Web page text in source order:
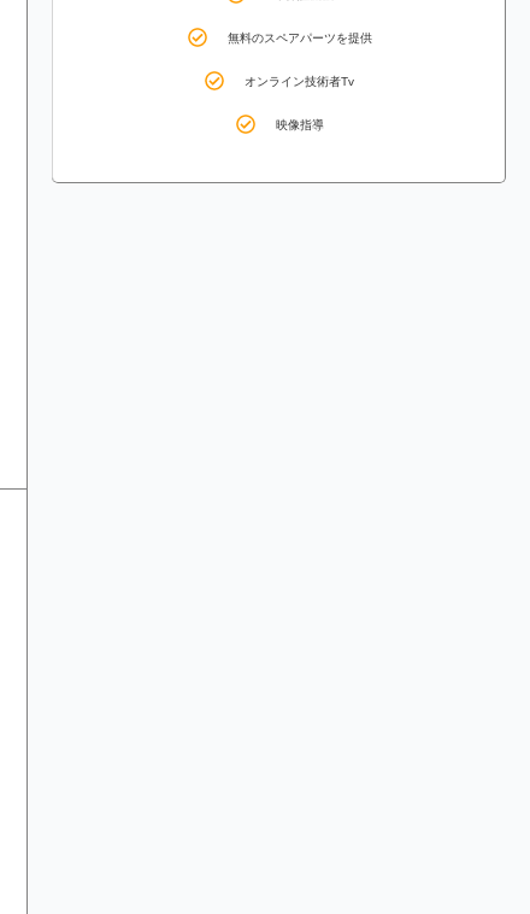
無料のスペアパーツを提供
オンライン技術者Tv
映像指導